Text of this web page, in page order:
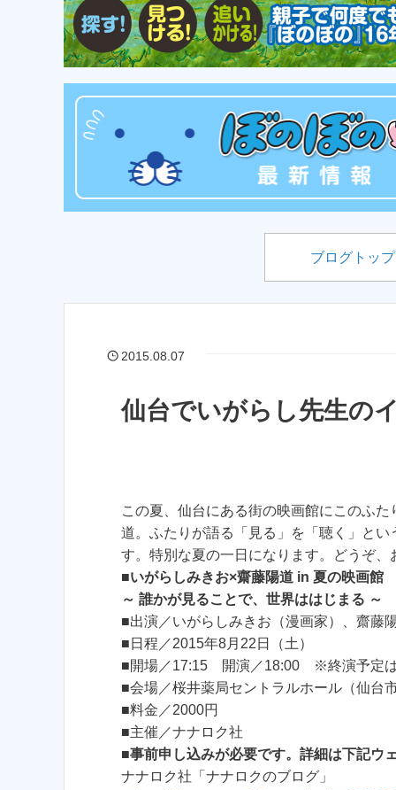
ブログトップ
2015.08.07
仙台でいがらし先生の
この夏、仙台にある街の映画館にこのふ
道。ふたりが語る「見る」を「聴く」と
す。特別な夏の一日になります。どうぞ、
■いがらしみきお×齋藤陽道 in 夏の映画館
～ 誰かが見ることで、世界ははじまる ～
■出演／いがらしみきお（漫画家）、齋藤
■日程／2015年8月22日（土）
■開場／17:15 開演／18:00 ※終演予定
■会場／桜井薬局セントラルホール（仙台
■料金／2000円
■主催／ナナロク社
■事前申し込みが必要です。詳細は下記ウ
ナナロク社「ナナロクのブログ」